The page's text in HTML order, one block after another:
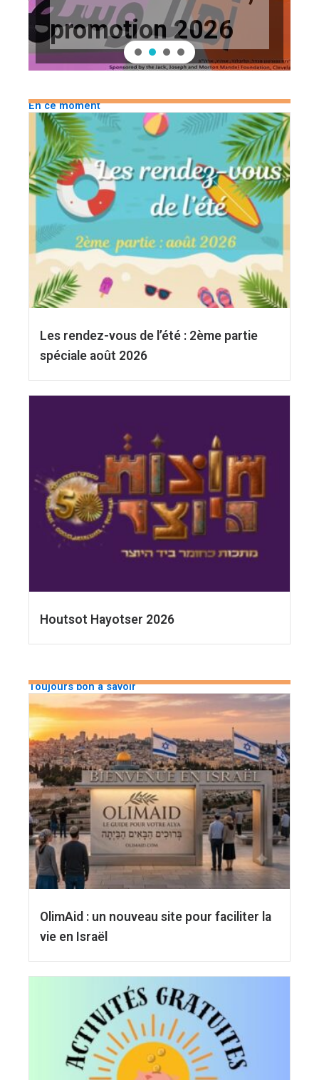
promotion 2026
En ce moment
Les rendez-vous de l’été : 2ème partie
spéciale août 2026
Houtsot Hayotser 2026
Toujours bon à savoir
OlimAid : un nouveau site pour faciliter la
vie en Israël